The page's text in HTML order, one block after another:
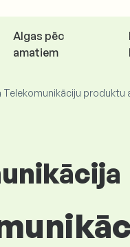
Algas pēc
amatiem
Telekomunikāciju